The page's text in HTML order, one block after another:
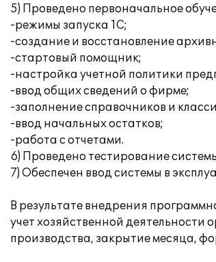
5) Проведено первоначальное
-режимы запуска 1С;
-создание и восстановление
-стартовый помощник;
-настройка учетной политики
-ввод общих сведений о фирме;
-заполнение справочников и
-ввод начальных остатков;
-работа с отчетами.
6) Проведено тестирование
7) Обеспечен ввод системы в
В результате внедрения
учет хозяйственной деятельности
производства, закрытие месяца,